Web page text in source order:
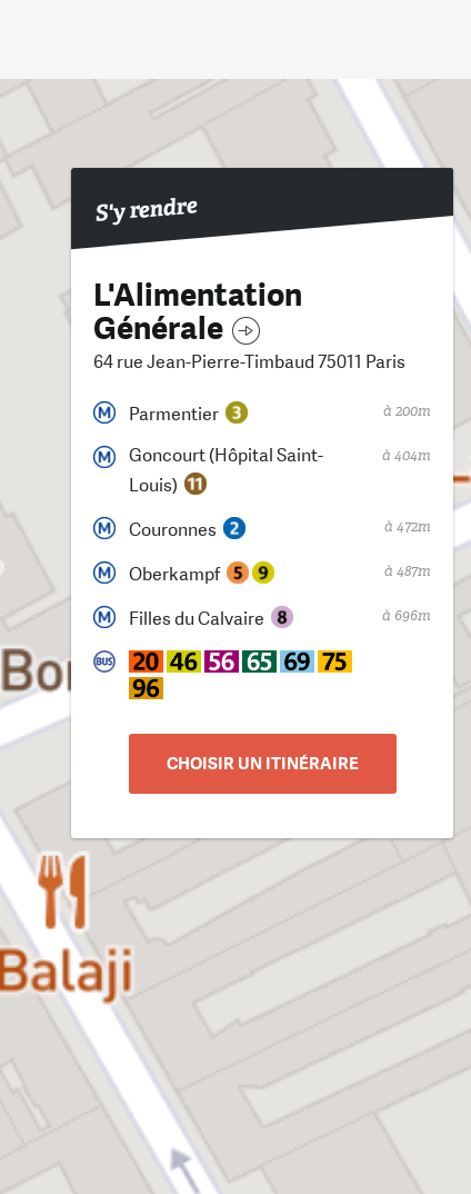
S'y rendre
L'Alimentation
Générale
64 rue Jean-Pierre-Timbaud 75011 Paris
Parmentier à 200m
Goncourt (Hôpital Saint-
Louis)
à 404m
Couronnes à 472m
Oberkampf à 487m
Filles du Calvaire à 696m
CHOISIR UN ITINÉRAIRE